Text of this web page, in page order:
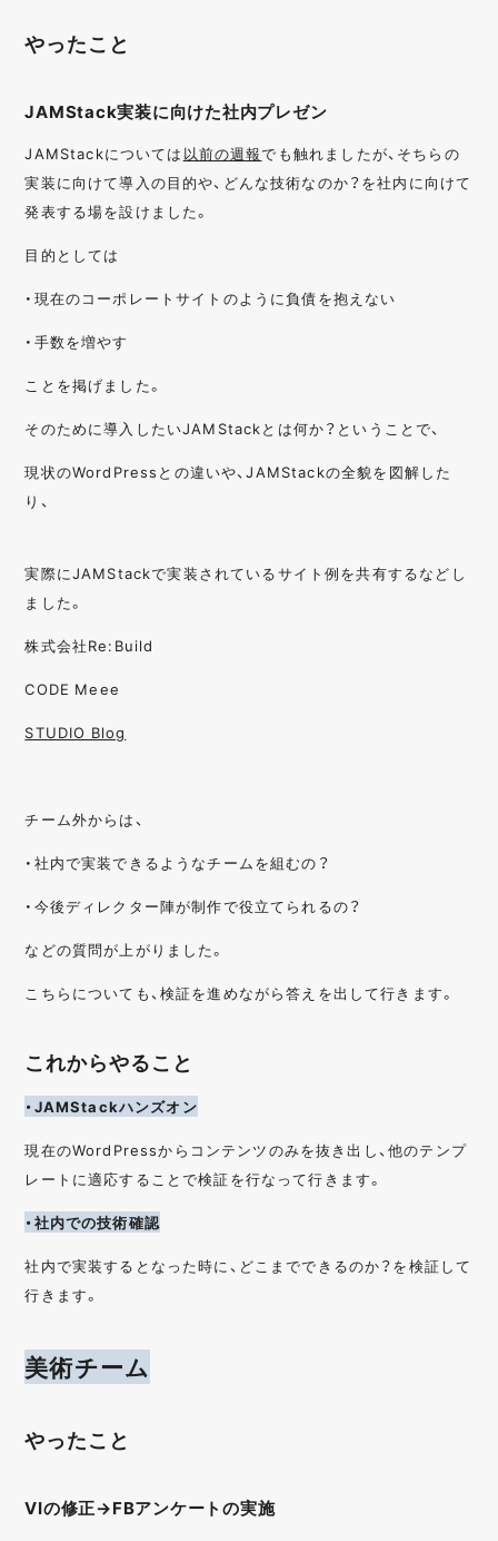
やったこと
JAMStack実装に向けた社内プレゼン
JAMStackについては 以前の週報でも触れましたが、そちらの
実装に向けて導入の目的や、どんな技術なのか？を社内に向けて
発表する場を設けました。
目的としては
・現在のコーポレートサイトのように負債を抱えない
・手数を増やす
ことを掲げました。
そのために導入したいJAMStackとは何か？ということで、
現状のWordPressとの違いや、JAMStackの全貌を図解した
り、
実際にJAMStackで実装されているサイト例を共有するなどし
ました。
株式会社Re:Build
CODE Meee
STUDIO Blog
チーム外からは、
・社内で実装できるようなチームを組むの？
・今後ディレクター陣が制作で役立てられるの？
などの質問が上がりました。
こちらについても、検証を進めながら答えを出して行きます。
これからやること
・JAMStackハンズオン
現在のWordPressからコンテンツのみを抜き出し、他のテンプ
レートに適応することで検証を行なって行きます。
・社内での技術確認
社内で実装するとなった時に、どこまでできるのか？を検証して
行きます。
美術チーム
やったこと
VIの修正→FBアンケートの実施